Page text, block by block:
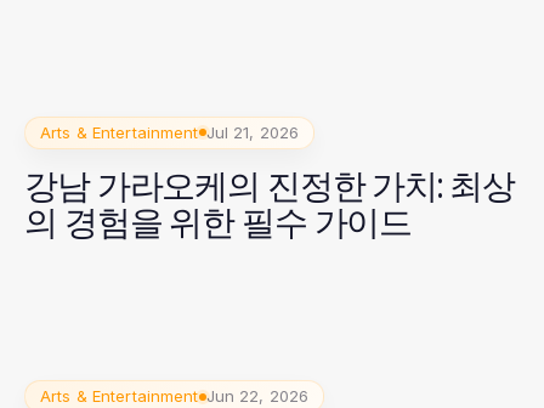
Arts & Entertainment Jul 21, 2026
강남 가라오케의 진정한 가치: 최상
의 경험을 위한 필수 가이드
Arts & Entertainment Jun 22, 2026